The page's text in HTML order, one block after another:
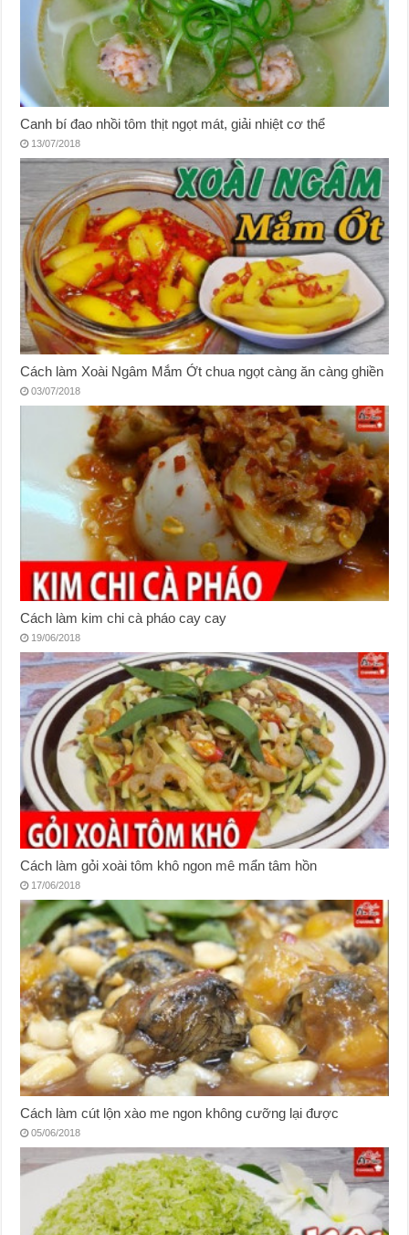
Canh bí đao nhồi tôm thịt ngọt mát, giải nhiệt cơ thể
13/07/2018
Cách làm Xoài Ngâm Mắm Ớt chua ngọt càng ăn càng ghiền
03/07/2018
Cách làm kim chi cà pháo cay cay
19/06/2018
Cách làm gỏi xoài tôm khô ngon mê mẩn tâm hồn
17/06/2018
Cách làm cút lộn xào me ngon không cưỡng lại được
05/06/2018